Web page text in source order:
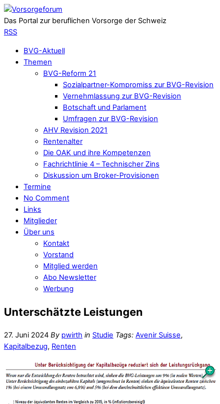
Das Portal zur beruflichen Vorsorge der Schweiz
RSS
BVG-Aktuell
Themen
BVG-Reform 21
Sozialpartner-Kompromiss zur BVG-Revision
Vernehmlassung zur BVG-Revision
Botschaft und Parlament
Umfragen zur BVG-Revision
AHV Revision 2021
Rentenalter
Die OAK und ihre Kompetenzen
Fachrichtlinie 4 – Technischer Zins
Diskussion um Broker-Provisionen
Termine
No Comment
Links
Mitglieder
Über uns
Kontakt
Vorstand
Mitglied werden
Abo Newsletter
Werbung
Unterschätzte Leistungen
27. Juni 2024 By pwirth in Studie Tags: Avenir Suisse,
Kapitalbezug, Renten